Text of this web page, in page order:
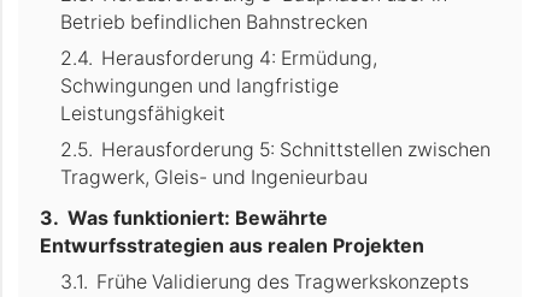
Betrieb befindlichen Bahnstrecken
Herausforderung 4: Ermüdung,
Schwingungen und langfristige
Leistungsfähigkeit
Herausforderung 5: Schnittstellen zwischen
Tragwerk, Gleis- und Ingenieurbau
Was funktioniert: Bewährte
Entwurfsstrategien aus realen Projekten
Frühe Validierung des Tragwerkskonzepts